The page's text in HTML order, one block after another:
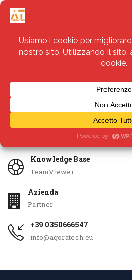
Servizi
Knowledge Base
TeamViewer
Azienda
Partner
+39 0350666547
info@agoratech.eu